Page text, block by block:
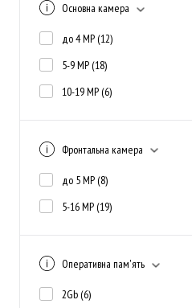
Основна камера
до 4 MP (12)
5-9 MP (18)
10-19 MP (6)
Фронтальна камера
до 5 MP (8)
5-16 MP (19)
Оперативна пам'ять
2Gb (6)